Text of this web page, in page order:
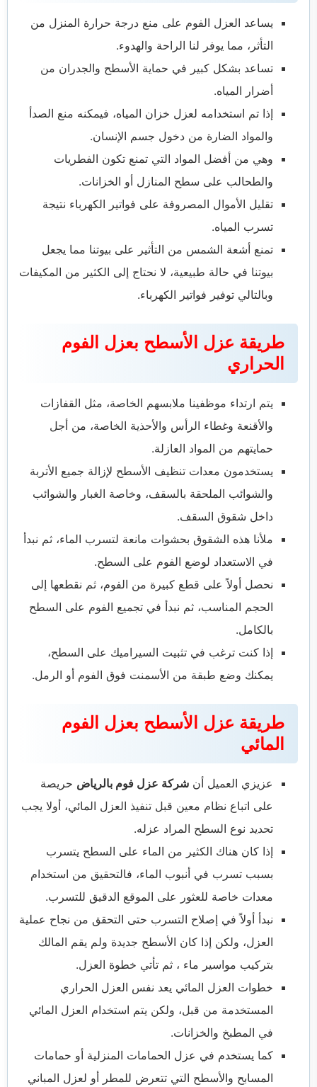
يساعد العزل الفوم على منع درجة حرارة المنزل من
التأثر، مما يوفر لنا الراحة والهدوء.
تساعد بشكل كبير في حماية الأسطح والجدران من
أضرار المياه.
إذا تم استخدامه لعزل خزان المياه، فيمكنه منع الصدأ
والمواد الضارة من دخول جسم الإنسان.
وهي من أفضل المواد التي تمنع تكون الفطريات
والطحالب على سطح المنازل أو الخزانات.
تقليل الأموال المصروفة على فواتير الكهرباء نتيجة
تسرب المياه.
تمنع أشعة الشمس من التأثير على بيوتنا مما يجعل
بيوتنا في حالة طبيعية، لا نحتاج إلى الكثير من المكيفات
وبالتالي توفير فواتير الكهرباء.
طريقة عزل الأسطح بعزل الفوم
الحراري
يتم ارتداء موظفينا ملابسهم الخاصة، مثل القفازات
والأقنعة وغطاء الرأس والأحذية الخاصة، من أجل
حمايتهم من المواد العازلة.
يستخدمون معدات تنظيف الأسطح لإزالة جميع الأتربة
والشوائب الملحقة بالسقف، وخاصة الغبار والشوائب
داخل شقوق السقف.
ملأنا هذه الشقوق بحشوات مانعة لتسرب الماء، ثم نبدأ
في الاستعداد لوضع الفوم على السطح.
نحصل أولاً على قطع كبيرة من الفوم، ثم نقطعها إلى
الحجم المناسب، ثم نبدأ في تجميع الفوم على السطح
بالكامل.
إذا كنت ترغب في تثبيت السيراميك على السطح،
يمكنك وضع طبقة من الأسمنت فوق الفوم أو الرمل.
طريقة عزل الأسطح بعزل الفوم
المائي
عزيزي العميل أن شركة عزل فوم بالرياض حريصة
على اتباع نظام معين قبل تنفيذ العزل المائي، أولا يجب
تحديد نوع السطح المراد عزله.
إذا كان هناك الكثير من الماء على السطح يتسرب
بسبب تسرب في أنبوب الماء، فالتحقيق من استخدام
معدات خاصة للعثور على الموقع الدقيق للتسرب.
نبدأ أولاً في إصلاح التسرب حتى التحقق من نجاح عملية
العزل، ولكن إذا كان الأسطح جديدة ولم يقم المالك
بتركيب مواسير ماء ، ثم تأتي خطوة العزل.
خطوات العزل المائي يعد نفس العزل الحراري
المستخدمة من قبل، ولكن يتم استخدام العزل المائي
في المطبخ والخزانات.
كما يستخدم في عزل الحمامات المنزلية أو حمامات
المسابح والأسطح التي تتعرض للمطر أو لعزل المباني